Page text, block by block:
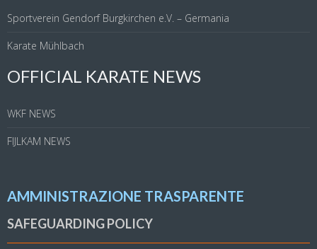
Sportverein Gendorf Burgkirchen e.V. – Germania
Karate Mühlbach
OFFICIAL KARATE NEWS
WKF NEWS
FIJLKAM NEWS
AMMINISTRAZIONE TRASPARENTE
SAFEGUARDING POLICY